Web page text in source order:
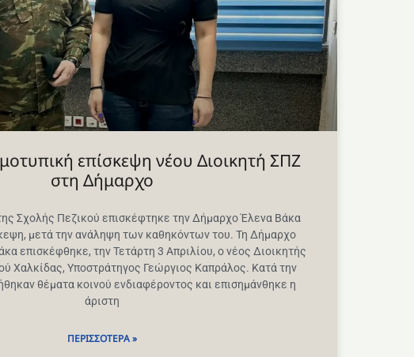
επίσκεψη νέου Διοικητή ΣΠΖ
στη Δήμαρχο
Σχολής Πεζικού επισκέφτηκε την Δήμαρχο Έλενα Βάκα
μετά την ανάληψη των καθηκόντων του. Τη Δήμαρχο
επισκέφθηκε, την Τετάρτη 3 Απριλίου, ο νέος Διοικητής
Χαλκίδας, Υποστράτηγος Γεώργιος Καπράλος. Κατά την
θέματα κοινού ενδιαφέροντος και επισημάνθηκε η
άριστη
ΠΕΡΙΣΣΌΤΕΡΑ »